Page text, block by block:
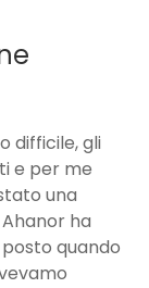
difficile, gli
e per me
una
ha
quando